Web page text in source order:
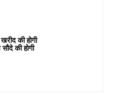
की होगी
की होगी